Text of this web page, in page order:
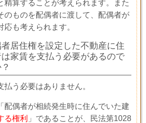
精算することが考えられます。また
のものを配偶者に渡して、配偶者が
も考えられます。
者居住権を設定した不動産に住
家賃を支払う必要があるので
払う必要はありません。
配偶者が相続発生時に住んでいた建
る権利 」であることが、民法第1028